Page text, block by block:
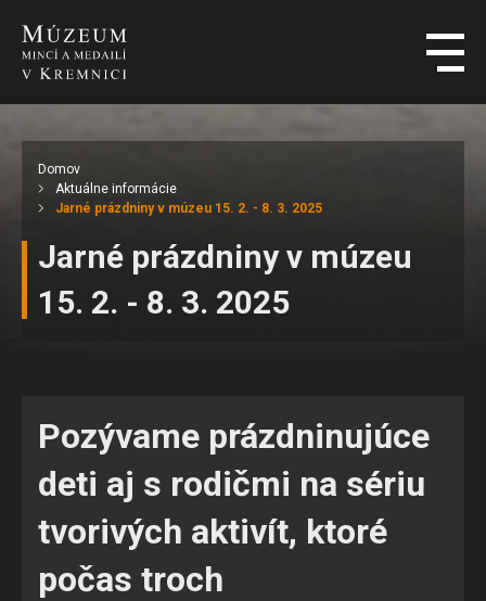
Domov
Aktuálne informácie
Jarné prázdniny v múzeu 15. 2. - 8. 3. 2025
Jarné prázdniny v múzeu
15. 2. - 8. 3. 2025
Pozývame prázdninujúce
deti aj s rodičmi na sériu
tvorivých aktivít, ktoré
počas troch